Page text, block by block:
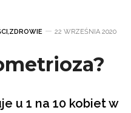
,ZDROWIE 22 WRZEŚNIA 2020
u 1 na 10 kobiet w